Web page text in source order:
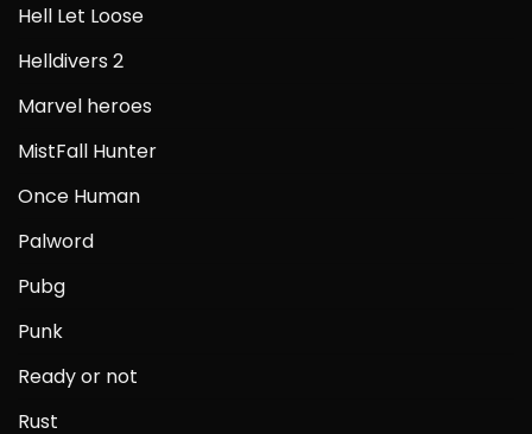
Hell Let Loose
Helldivers 2
Marvel heroes
MistFall Hunter
Once Human
Palword
Pubg
Punk
Ready or not
Rust